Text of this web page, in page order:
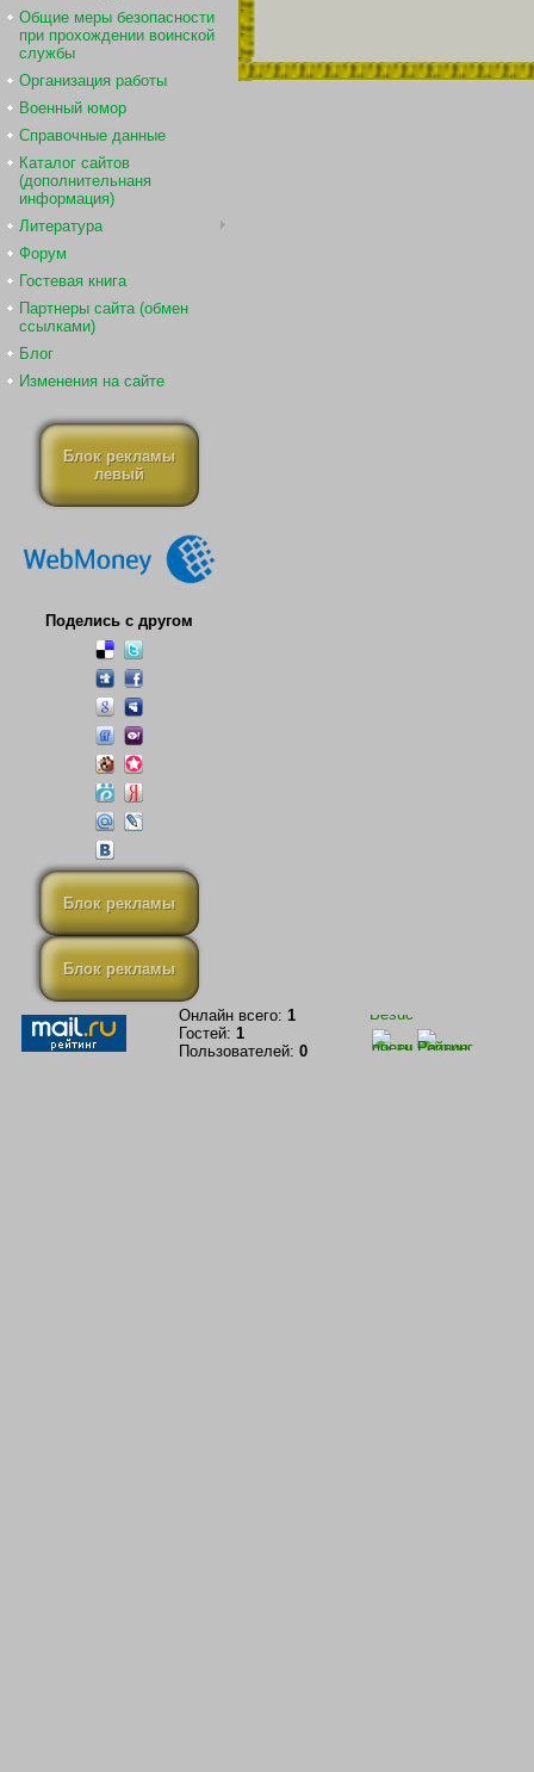
Общие меры безопасности
при прохождении воинской
службы
Организация работы
Военный юмор
Справочные данные
Каталог сайтов
(дополнительнаня
информация)
Литература
Форум
Гостевая книга
Партнеры сайта (обмен
ссылками)
Блог
Изменения на сайте
Блок рекламы
левый
Поделись с другом
Блок рекламы
Блок рекламы
Онлайн всего: 1
Гостей: 1
Пользователей: 0